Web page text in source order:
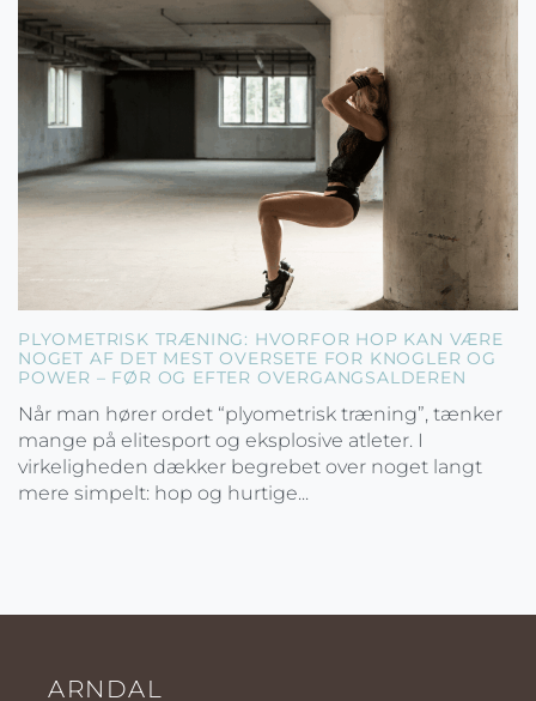
PLYOMETRISK TRÆNING: HVORFOR HOP KAN VÆRE
NOGET AF DET MEST OVERSETE FOR KNOGLER OG
POWER – FØR OG EFTER OVERGANGSALDEREN
Når man hører ordet “plyometrisk træning”, tænker
mange på elitesport og eksplosive atleter. I
virkeligheden dækker begrebet over noget langt
mere simpelt: hop og hurtige...
ARNDAL